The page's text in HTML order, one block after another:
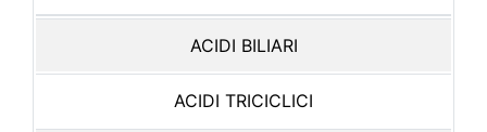
ACIDI BILIARI
ACIDI TRICICLICI